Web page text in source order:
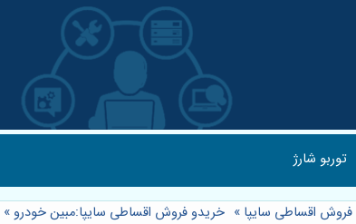
توربو شارژ
فروش اقساطی سایپا » خریدو فروش اقساطی سایپا:مبین خودرو »